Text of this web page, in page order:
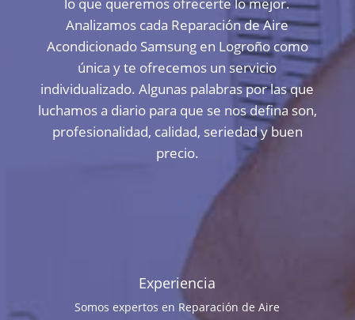
Analizamos cada Reparación de Aire
Acondicionado Samsung en Logroño como
única y te ofrecemos un servicio
individualizado. Algunas palabras por las que
luchamos a diario para que se nos defina son,
profesionalidad, calidad, seriedad y buen
precio.
Experiencia
Somos expertos en Reparación de Aire